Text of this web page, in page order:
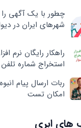
چطور با یک آگهی را
شهرهای ایران در
راهکار رایگان نرم
استخراج شماره تلفن
ربات ارسال پیام
امکان تست
ابری